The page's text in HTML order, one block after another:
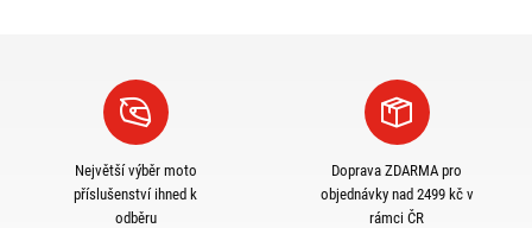
Největší výběr moto
příslušenství ihned k
odběru
Doprava ZDARMA pro
objednávky nad 2499 kč v
rámci ČR